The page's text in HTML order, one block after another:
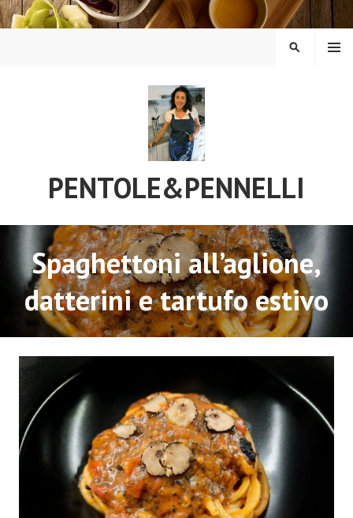
Vai
al
PENTOLE&PENNELLI
MENU
CERCA
Spaghettoni all’aglione,
datterini e tartufo estivo